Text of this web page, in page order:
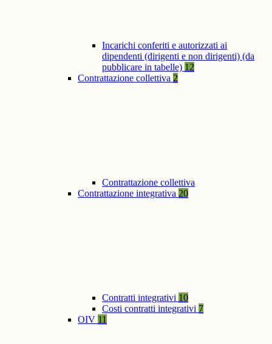
Incarichi conferiti e autorizzati ai
dipendenti (dirigenti e non dirigenti) (da
pubblicare in tabelle) 12
Contrattazione collettiva 2
Contrattazione collettiva
Contrattazione integrativa 20
Contratti integrativi 10
Costi contratti integrativi 7
OIV 11